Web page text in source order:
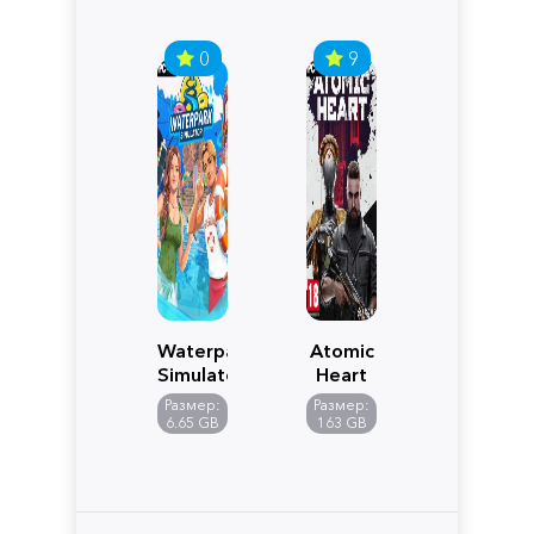
0
Waterpark
Simulator
Размер:
6.65 GB
9
Atomic
Heart
Размер:
163 GB